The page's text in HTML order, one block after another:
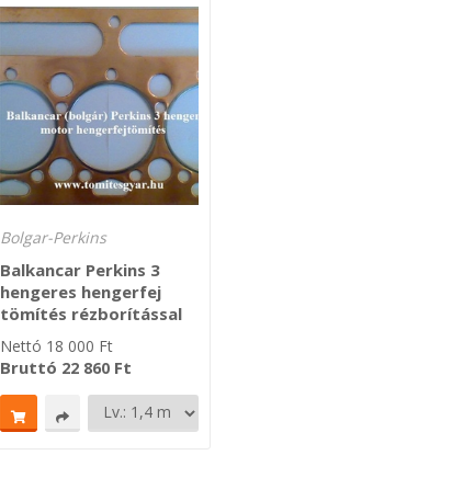
Bolgar-Perkins
Balkancar Perkins 3
hengeres hengerfej
tömítés rézborítással
Nettó 18 000 Ft
Bruttó 22 860 Ft